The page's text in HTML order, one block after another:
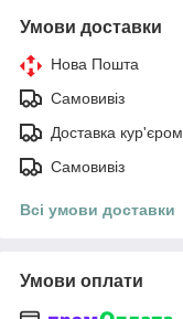
Умови доставки
Нова Пошта
Самовивіз
Доставка кур'єром
Самовивіз
Всі умови доставки
Умови оплати